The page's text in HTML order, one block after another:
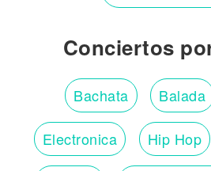
Conciertos
Bachata Balada
Electronica Hip Hop